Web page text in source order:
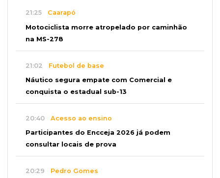
21:25 Caarapó
Motociclista morre atropelado por caminhão
na MS-278
21:02 Futebol de base
Náutico segura empate com Comercial e
conquista o estadual sub-13
20:40 Acesso ao ensino
Participantes do Encceja 2026 já podem
consultar locais de prova
20:29 Pedro Gomes